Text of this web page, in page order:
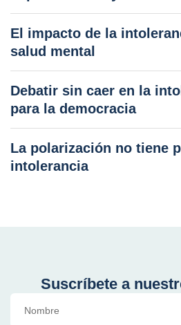
El impacto de la
salud mental
Debatir sin caer en la
para la democracia
La polarización no tiene
intolerancia
Suscríbete a